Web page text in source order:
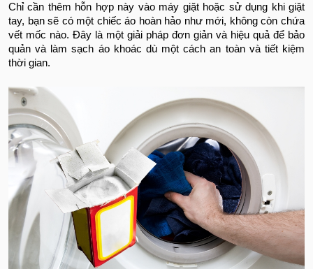
Chỉ cần thêm hỗn hợp này vào máy giặt hoặc sử dụng khi giặt
tay, bạn sẽ có một chiếc áo hoàn hảo như mới, không còn chứa
vết mốc nào. Đây là một giải pháp đơn giản và hiệu quả để bảo
quản và làm sạch áo khoác dù một cách an toàn và tiết kiệm
thời gian.